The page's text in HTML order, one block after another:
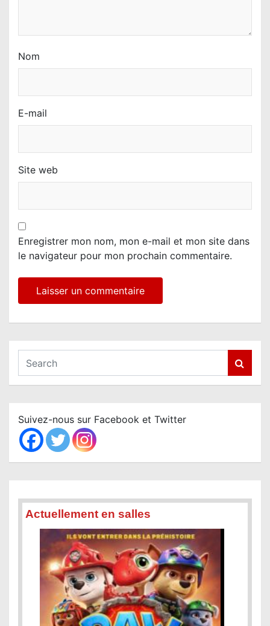
Nom
E-mail
Site web
Enregistrer mon nom, mon e-mail et mon site dans
le navigateur pour mon prochain commentaire.
a
c
h
Suivez-nous sur Facebook et Twitter
Actuellement en salles